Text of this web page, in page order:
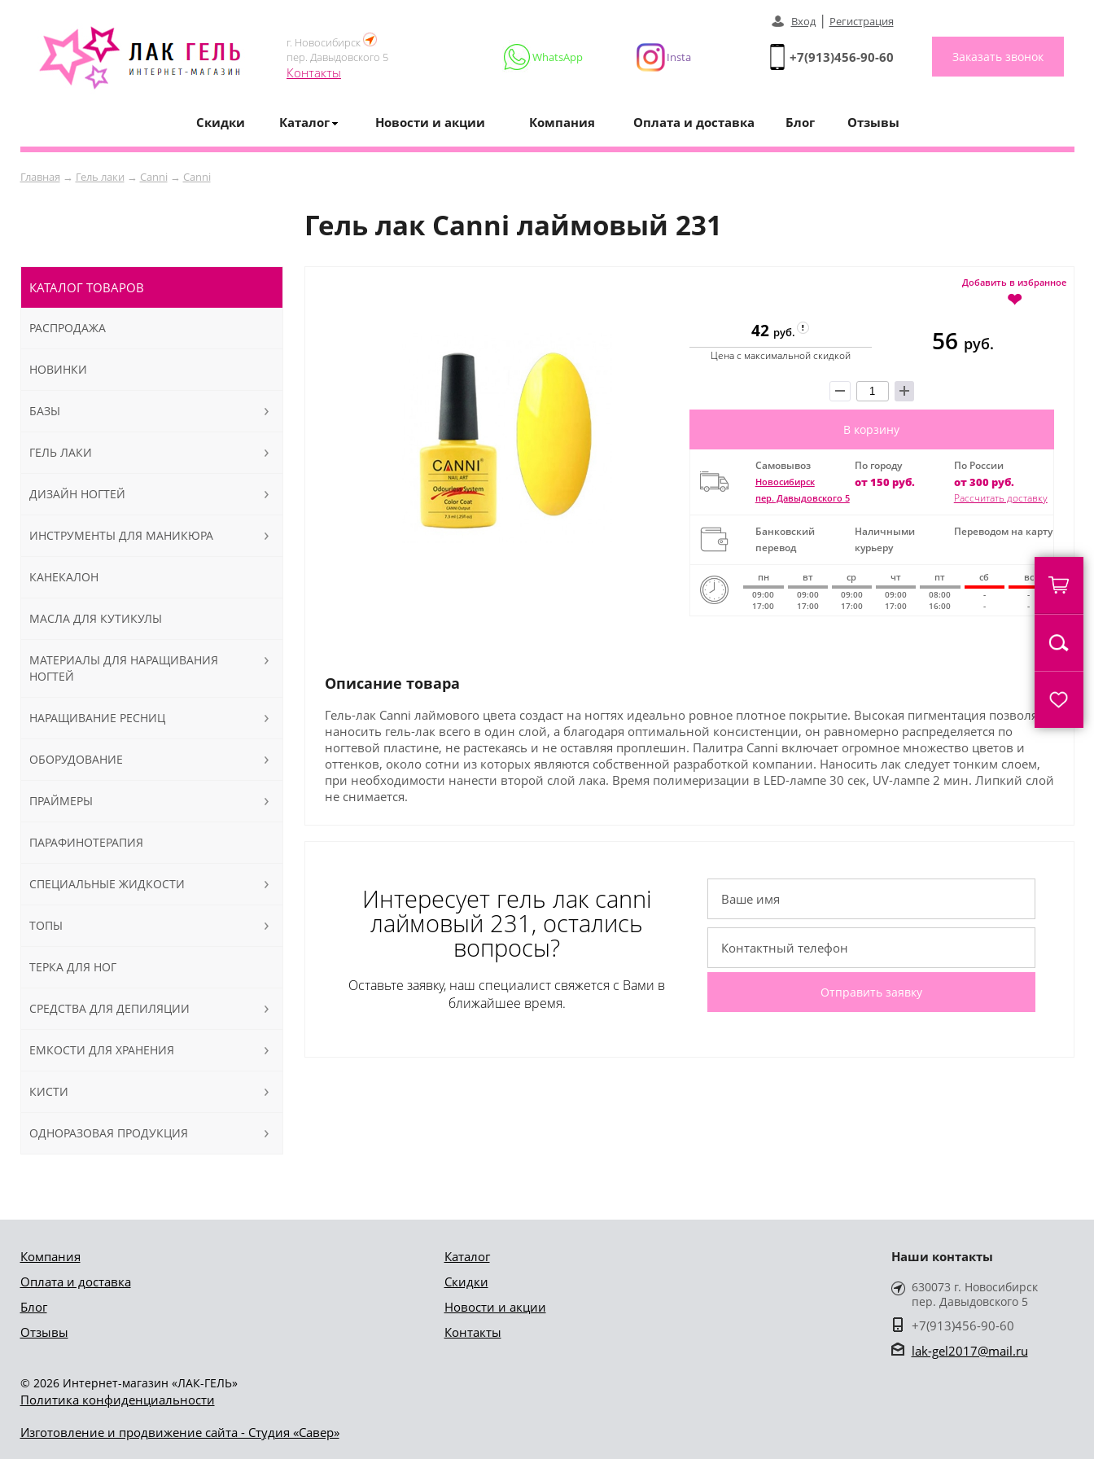
г. Новосибирск
пер. Давыдовского 5
Контакты
WhatsApp Insta +7(913)456-90-60
Вход| Регистрация
Заказать звонок
Скидки Каталог Новости и акции Компания Оплата и доставка Блог Отзывы
Главная → Гель лаки → Canni → Canni
Гель лак Сanni лаймовый 231
42 руб.
Цена с максимальной скидкой 56 руб.
В корзину
Добавить в избранное
❤
Самовывоз
Новосибирск
пер. Давыдовского 5
По городу
от 150 руб.
По России
от 300 руб.
Рассчитать доставку
Банковский
перевод
Наличными
курьеру
Переводом на карту
пн вт ср чт пт сб вс
09:00
17:00
09:00
17:00
09:00
17:00
09:00
17:00
08:00
16:00
-
-
-
-
Описание товара
Гель-лак Canni лаймового цвета создаст на ногтях идеально ровное плотное покрытие. Высокая пигментация позволяет
наносить гель-лак всего в один слой, а благодаря оптимальной консистенции, он равномерно распределяется по
ногтевой пластине, не растекаясь и не оставляя проплешин. Палитра Canni включает огромное множество цветов и
оттенков, около сотни из которых являются собственной разработкой компании. Наносить лак следует тонким слоем,
при необходимости нанести второй слой лака. Время полимеризации в LED-лампе 30 сек, UV-лампе 2 мин. Липкий слой
не снимается.
Интересует гель лак сanni
лаймовый 231, остались
вопросы?
Оставьте заявку, наш специалист свяжется с Вами в
ближайшее время.
Отправить заявку
КАТАЛОГ ТОВАРОВ
РАСПРОДАЖА
НОВИНКИ
БАЗЫ
ГЕЛЬ ЛАКИ
ДИЗАЙН НОГТЕЙ
ИНСТРУМЕНТЫ ДЛЯ МАНИКЮРА
КАНЕКАЛОН
МАСЛА ДЛЯ КУТИКУЛЫ
МАТЕРИАЛЫ ДЛЯ НАРАЩИВАНИЯ
НОГТЕЙ
НАРАЩИВАНИЕ РЕСНИЦ
ОБОРУДОВАНИЕ
ПРАЙМЕРЫ
ПАРАФИНОТЕРАПИЯ
СПЕЦИАЛЬНЫЕ ЖИДКОСТИ
ТОПЫ
ТЕРКА ДЛЯ НОГ
СРЕДСТВА ДЛЯ ДЕПИЛЯЦИИ
ЕМКОСТИ ДЛЯ ХРАНЕНИЯ
КИСТИ
ОДНОРАЗОВАЯ ПРОДУКЦИЯ
Компания
Оплата и доставка
Блог
Отзывы
Каталог
Скидки
Новости и акции
Контакты
Наши контакты
630073 г. Новосибирск
пер. Давыдовского 5
+7(913)456-90-60
lak-gel2017@mail.ru
© 2026 Интернет-магазин «ЛАК-ГЕЛЬ»
Политика конфиденциальности
Изготовление и продвижение сайта - Студия «Савер»